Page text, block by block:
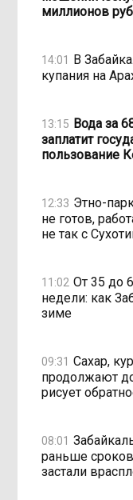
миллионов
14:01 В
купания на
13:15 Вода за
заплатит
пользование
12:33 Этно-
не готов,
не так с
11:02 От 35 до
недели: как
зиме
09:31 Сахар,
продолжают
рисует
08:01
раньше
застали